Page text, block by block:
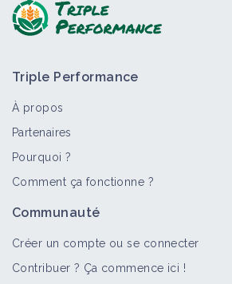
Triple Performance
À propos
Partenaires
Pourquoi ?
Comment ça fonctionne ?
Communauté
Créer un compte ou se connecter
Contribuer ? Ça commence ici !